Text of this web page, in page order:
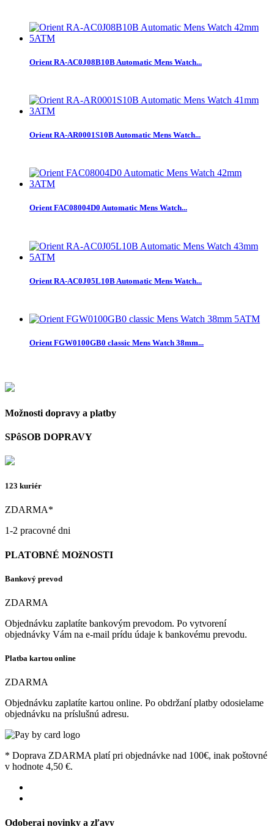
Orient RA-AC0J08B10B Automatic Mens Watch...
Orient RA-AR0001S10B Automatic Mens Watch...
Orient FAC08004D0 Automatic Mens Watch...
Orient RA-AC0J05L10B Automatic Mens Watch...
Orient FGW0100GB0 classic Mens Watch 38mm...
Možnosti dopravy a platby
SPôSOB DOPRAVY
123 kuriér
ZDARMA*
1-2 pracovné dni
PLATOBNÉ MOžNOSTI
Bankový prevod
ZDARMA
Objednávku zaplatíte bankovým prevodom. Po vytvorení
objednávky Vám na e-mail prídu údaje k bankovému prevodu.
Platba kartou online
ZDARMA
Objednávku zaplatíte kartou online. Po obdržaní platby odosielame
objednávku na príslušnú adresu.
* Doprava ZDARMA platí pri objednávke nad 100€, inak poštovné
v hodnote 4,50 €.
Odoberaj novinky a zľavy